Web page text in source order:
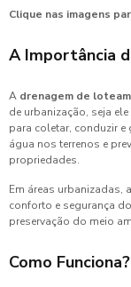
Clique nas imagens
A Importância
A drenagem de
de urbanização, seja
para coletar, conduzir
água nos terrenos e
propriedades.
Em áreas urbanizadas,
conforto e segurança
preservação do meio
Como Funciona?